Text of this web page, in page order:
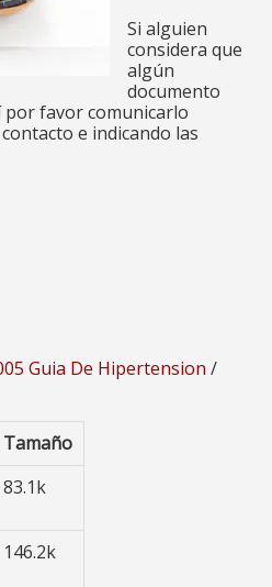
Si alguien
considera que
algún
documento
por favor comunicarlo
e indicando las
Guia De Hipertension /
Tamaño
83.1k
146.2k